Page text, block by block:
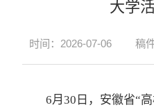
大学
时间：2026-07-06 稿
6月30日，安徽省“